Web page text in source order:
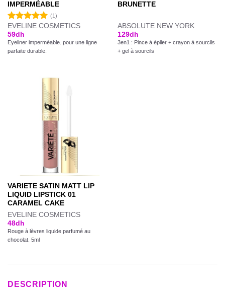
IMPERMÉABLE
Note5.00
sur 5
(1)
EVELINE COSMETICS
59dh
Eyeliner imperméable. pour une ligne
parfaite durable.
BRUNETTE
ABSOLUTE NEW YORK
129dh
3en1 : Pince à épiler + crayon à sourcils
+ gel à sourcils
VARIETE SATIN MATT LIP
LIQUID LIPSTICK 01
CARAMEL CAKE
EVELINE COSMETICS
48dh
Rouge à lèvres liquide parfumé au
chocolat. 5ml
DESCRIPTION